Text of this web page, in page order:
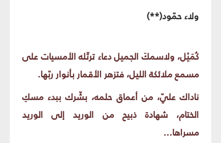
ولاء حمّود(**)
كُمَيْل، ولاسمكَ الجميل دعاء ترتّله الأمسيات على
مسمع ملائكة الليل، فتزهر الأقمار بأنوار ربّها.
ناداك عليّ، من أعماق حلمه، بشّرك ببدء مسكِ
الختام، شهادة ذبيح من الوريد إلى الوريد
مسراها...